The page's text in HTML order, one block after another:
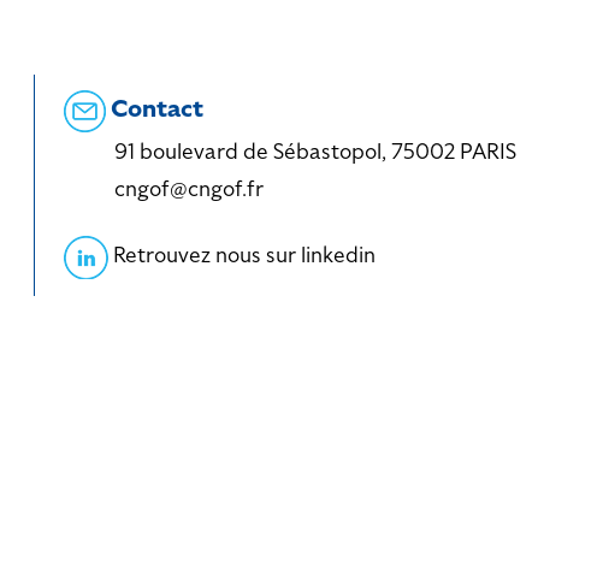
Contact
91 boulevard de Sébastopol, 75002 PARIS
cngof@cngof.fr
Retrouvez nous sur linkedin